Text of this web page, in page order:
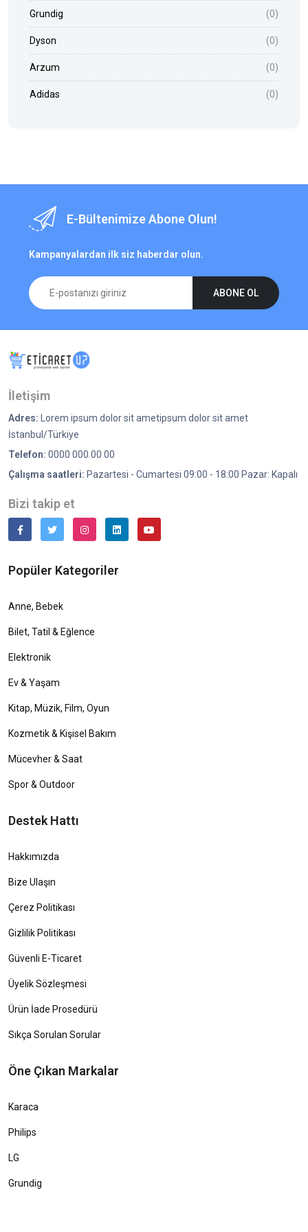
Grundig (0)
Dyson (0)
Arzum (0)
Adidas (0)
E-Bültenimize Abone Olun!
Kampanyalardan ilk siz haberdar olun.
ABONE OL
İletişim
Adres: Lorem ipsum dolor sit ametipsum dolor sit amet
İstanbul/Türkiye
Telefon: 0000 000 00 00
Çalışma saatleri: Pazartesi - Cumartesi 09:00 - 18:00 Pazar: Kapalı
Bizi takip et
Popüler Kategoriler
Anne, Bebek
Bilet, Tatil & Eğlence
Elektronik
Ev & Yaşam
Kitap, Müzik, Film, Oyun
Kozmetik & Kişisel Bakım
Mücevher & Saat
Spor & Outdoor
Destek Hattı
Hakkımızda
Bize Ulaşın
Çerez Politikası
Gizlilik Politikası
Güvenli E-Ticaret
Üyelik Sözleşmesi
Ürün İade Prosedürü
Sıkça Sorulan Sorular
Öne Çıkan Markalar
Karaca
Philips
LG
Grundig